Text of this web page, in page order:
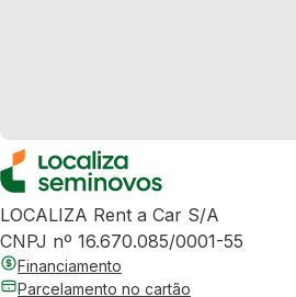
LOCALIZA Rent a Car S/A
CNPJ nº 16.670.085/0001-55
Financiamento
Parcelamento no cartão